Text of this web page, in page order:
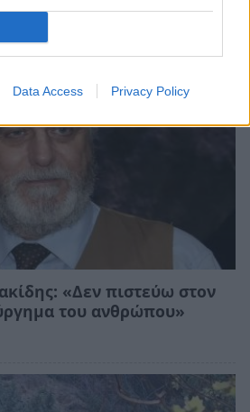
Data Access Privacy Policy
«Δεν πιστεύω στον
του ανθρώπου»